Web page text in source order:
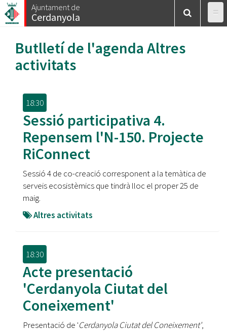
Vés
al
Ajuntament de
Cerdanyola
Butlletí de l'agenda Altres
activitats
18:30
Sessió participativa 4.
Repensem l'N-150. Projecte
RiConnect
Sessió 4 de co-creació corresponent a la temàtica de
serveis ecosistèmics que tindrà lloc el proper 25 de
maig.
Altres activitats
18:30
Acte presentació
'Cerdanyola Ciutat del
Coneixement'
Presentació de 'Cerdanyola Ciutat del Coneixement',